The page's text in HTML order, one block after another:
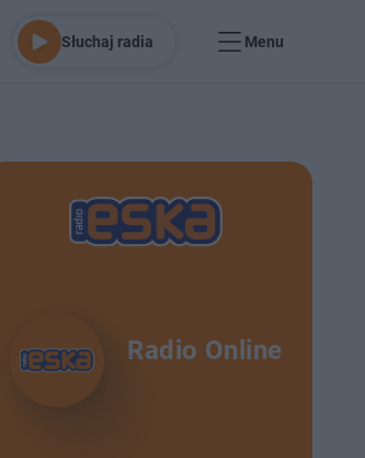
Słuchaj radia Menu
Radio Online